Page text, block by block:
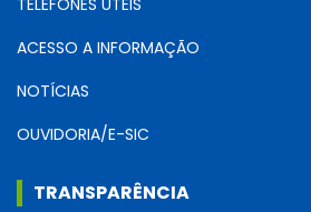
ACESSO A INFORMAÇÃO
NOTÍCIAS
OUVIDORIA/E-SIC
TRANSPARÊNCIA